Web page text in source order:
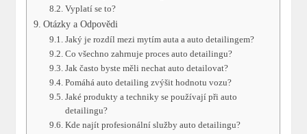
Vyplatí se to?
Otázky ​a Odpovědi
Jaký je rozdíl mezi mytím ⁤auta‍ a auto detailingem?
Co všechno zahrnuje proces‍ auto detailingu?
Jak často byste měli nechat ⁤auto detailovat?
Pomáhá auto detailing ⁢zvýšit hodnotu vozu?
Jaké produkty a techniky se používají při ⁢auto
detailingu?
Kde⁤ najít‌ profesionální služby auto detailingu?